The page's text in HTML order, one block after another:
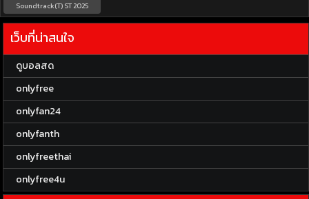
Soundtrack(T) ST 2025
เว็บที่น่าสนใจ
ดูบอลสด
onlyfree
onlyfan24
onlyfanth
onlyfreethai
onlyfree4u